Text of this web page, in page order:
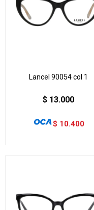
Lancel 90054 col 1
$ 13.000
$ 10.400